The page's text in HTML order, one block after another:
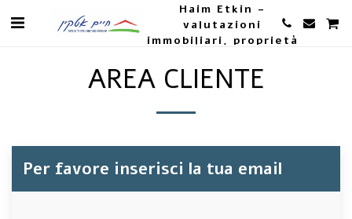
Haim Etkin -
valutazioni
immobiliari, proprietà
AREA CLIENTE
Per favore inserisci la tua email